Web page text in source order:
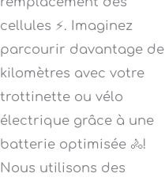
cellules ⚡. Imaginez
parcourir davantage de
kilomètres avec votre
trottinette ou vélo
électrique grâce à une
batterie optimisée 🚴!
Nous utilisons des